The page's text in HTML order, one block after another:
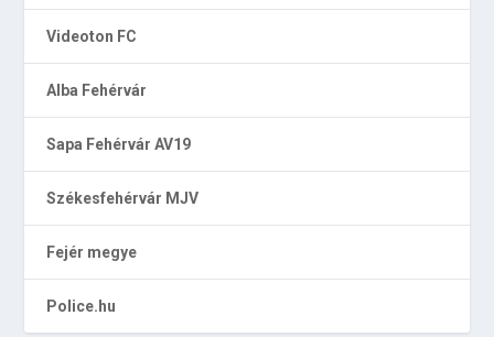
Videoton FC
Alba Fehérvár
Sapa Fehérvár AV19
Székesfehérvár MJV
Fejér megye
Police.hu